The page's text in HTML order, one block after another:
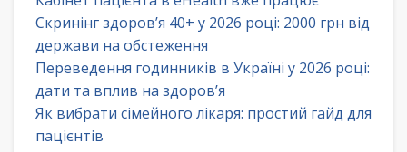
Скринінг здоров’я 40+ у 2026 році: 2000 грн від
держави на обстеження
Переведення годинників в Україні у 2026 році:
дати та вплив на здоров’я
Як вибрати сімейного лікаря: простий гайд для
пацієнтів